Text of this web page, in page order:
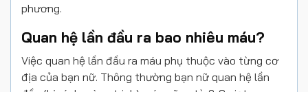
phương.
Quan hệ lần đầu ra bao nhiêu máu?
Việc quan hệ lần đầu ra máu phụ thuộc vào từng cơ
địa của bạn nữ. Thông thường bạn nữ quan hệ lần